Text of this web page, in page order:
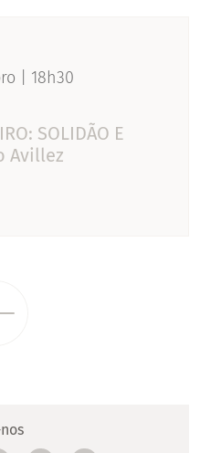
| 18h30
SOLIDÃO E
Avillez